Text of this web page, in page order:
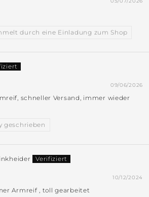
durch eine Einladung zum Shop
09/06/2026
schneller Versand, immer wieder
geschrieben
10/12/2024
Armreif , toll gearbeitet